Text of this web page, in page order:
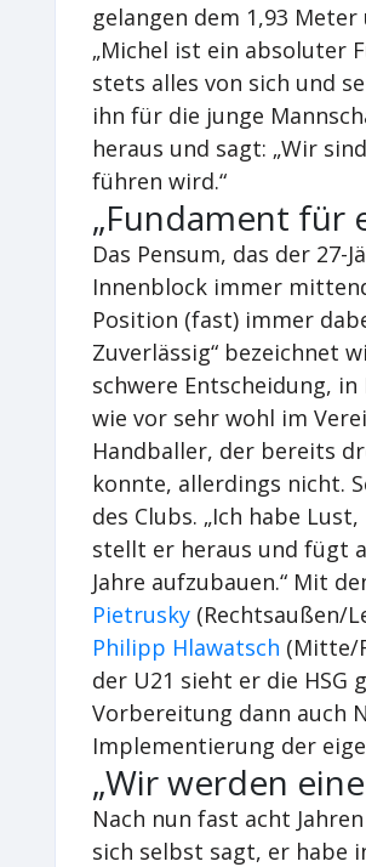
gelangen dem 1,93
„Michel ist ein absoluter
stets alles von sich und
ihn für die junge
heraus und sagt: „Wir
führen wird.“
„Fundament für
Das Pensum, das der
Innenblock immer
Position (fast) immer
Zuverlässig“ bezeichnet
schwere Entscheidung,
wie vor sehr wohl im
Handballer, der bereits
konnte, allerdings nicht.
des Clubs. „Ich habe
stellt er heraus und fügt
Jahre aufzubauen.“ Mit
Pietrusky(Rechtsaußen/
Philipp Hlawatsch (Mitte/
der U21 sieht er die
Vorbereitung dann auch
Implementierung der
„Wir werden
Nach nun fast acht
sich selbst sagt, er habe